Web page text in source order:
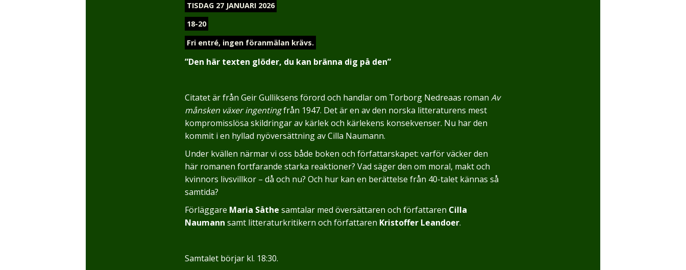
TISDAG 27 JANUARI 2026
18-20
Fri entré, ingen föranmälan krävs.
”Den här texten glöder, du kan bränna dig på den”
Citatet är från Geir Gulliksens förord och handlar om Torborg Nedreaas roman Av
månsken växer ingentingfrån 1947. Det är en av den norska litteraturens mest
kompromisslösa skildringar av kärlek och kärlekens konsekvenser. Nu har den
kommit i en hyllad nyöversättning av Cilla Naumann.
Under kvällen närmar vi oss både boken och författarskapet: varför väcker den
här romanen fortfarande starka reaktioner? Vad säger den om moral, makt och
kvinnors livsvillkor – då och nu? Och hur kan en berättelse från 40-talet kännas så
samtida?
Förläggare Maria Såthe samtalar med översättaren och författaren Cilla
Naumann samt litteraturkritikern och författaren Kristoffer Leandoer.
Samtalet börjar kl. 18:30.